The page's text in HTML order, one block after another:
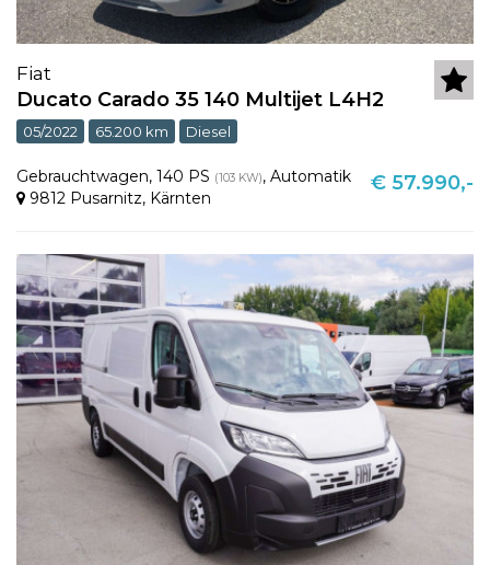
Fiat
Ducato Carado 35 140 Multijet L4H2
05/2022 65.200 km Diesel
Gebrauchtwagen, 140 PS (103 KW), Automatik
9812 Pusarnitz, Kärnten
€ 57.990,-